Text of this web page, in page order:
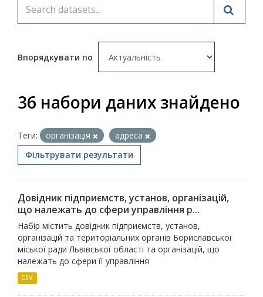
Впорядкувати по
36 набори даних знайдено
Теги: організація
адреса
Фільтрувати результати
Довідник підприємств, установ, організацій,
що належать до сфери управління р...
Набір містить довідник підприємств, установ,
організацій та територіальних органів Бориславської
міської ради Львівської області та організацій, що
належать до сфери її управління
CSV